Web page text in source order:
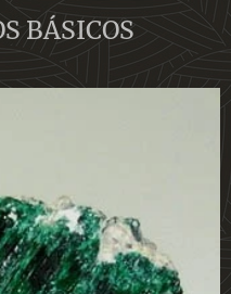
BÁSICOS